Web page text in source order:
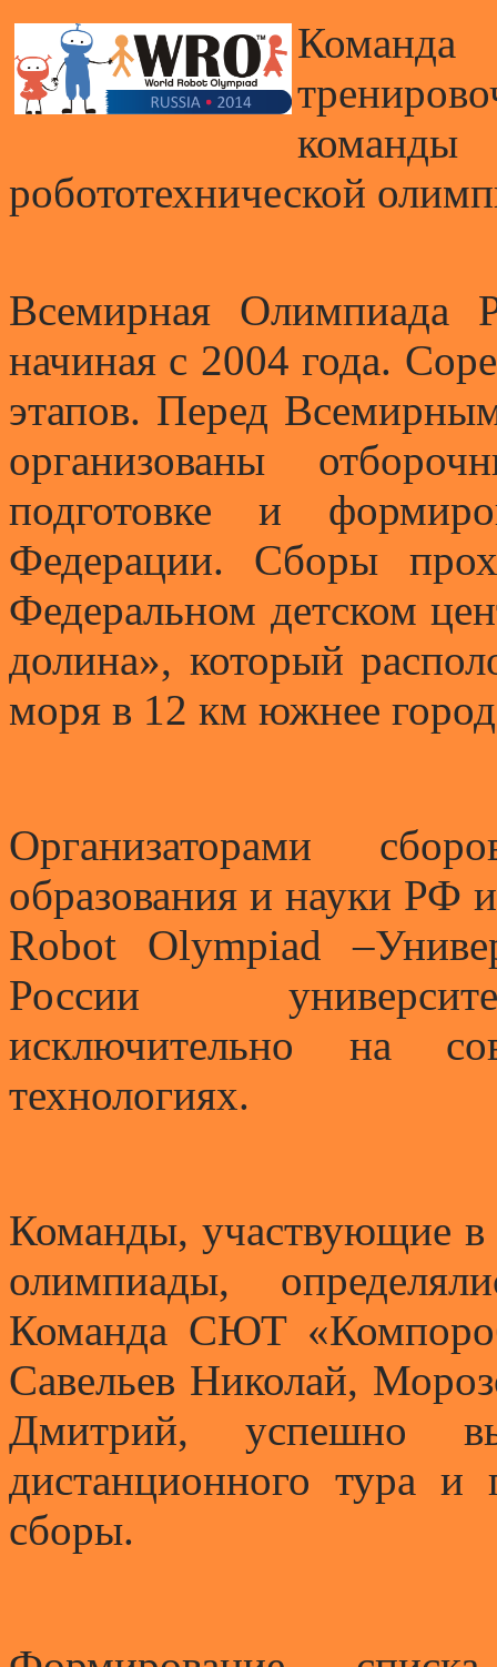
робототехнической
Всемирная Олимпиада
начиная с 2004 года.
этапов. Перед
организованы
подготовке и
Федерации. Сборы
Федеральном детском
долина», который
моря в 12 км южнее
Организаторами
образования и науки РФ
Robot Olympiad
России
исключительно на
технологиях.
Команды, участвующие в
олимпиады,
Команда СЮТ
Савельев Николай,
Дмитрий, успешно
дистанционного тура и
сборы.